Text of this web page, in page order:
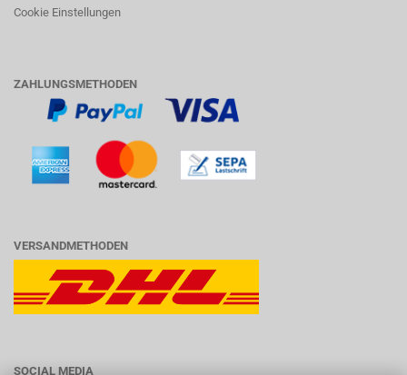
Cookie Einstellungen
ZAHLUNGSMETHODEN
VERSANDMETHODEN
SOCIAL MEDIA